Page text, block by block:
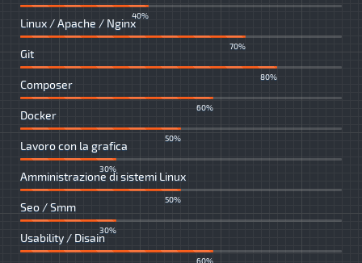
40%
Linux / Apache / Nginx
70%
Git
80%
Composer
60%
Docker
50%
Lavoro con la grafica
30%
Amministrazione di sistemi Linux
50%
Seo / Smm
30%
Usability / Disain
60%